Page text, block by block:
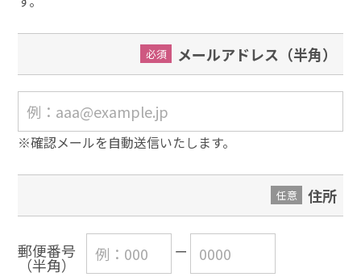
メールアドレス（半角）
必須
※確認メールを自動送信いたします。
住所
任意
郵便番号
（半角）